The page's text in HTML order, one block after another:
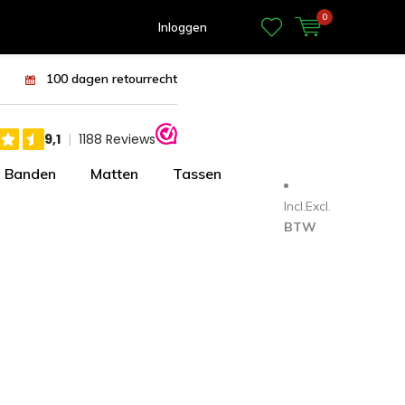
Inloggen
0
100 dagen retourrecht
Banden Matten Tassen
Incl.Excl.
BTW